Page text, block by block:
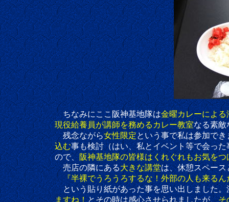
ちなみにここ阪神基地隊は金曜カレーによ
現役給養員が講師を務めるカレー教室なる素敵
残念ながら女性限定という事で私は参加で
込む事も検討（はい、私とイベント等で会っ
ので、阪神基地隊の皆様はくれぐれもお気をつ
売店の隣にある大きな講堂は、休憩スペー
『半裸でうろうろするな！外部の人も来る
という貼り紙があった事を思い出しました。流石
ますね！とその時は感心させられましたが、そ